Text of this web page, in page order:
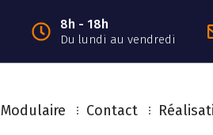
8h - 18h
Du lundi au vendredi
Modulaire Contact